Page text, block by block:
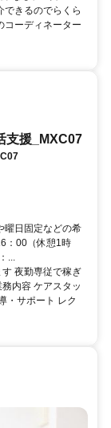
できるのでらくら
コーディネーター
支援_MXC07
曜日固定などの希
：00（休憩1時
...
夜勤専従で稼ぎ
内容 ケアスタッ
・サポート レク